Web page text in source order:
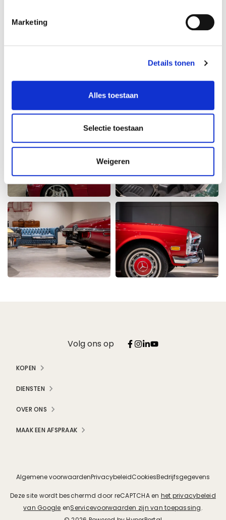
Marketing
Details tonen
Alles toestaan
Selectie toestaan
Weigeren
Meer over Collection by Vermant
Volg ons op
KOPEN
DIENSTEN
OVER ONS
MAAK EEN AFSPRAAK
Algemene voorwaardenPrivacybeleidCookiesBedrijfsgegevens
Deze site wordt beschermd door reCAPTCHA en het privacybeleid
van Google enServicevoorwaarden zijn van toepassing.